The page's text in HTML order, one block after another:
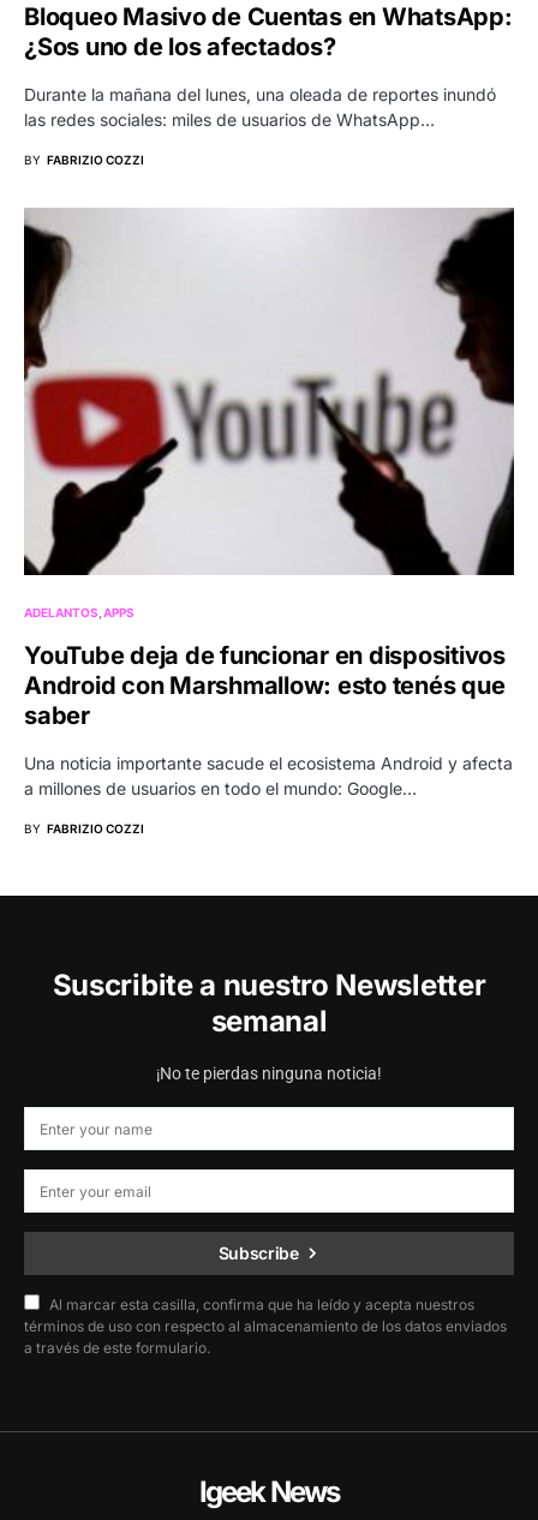
Bloqueo Masivo de Cuentas en WhatsApp:
¿Sos uno de los afectados?
Durante la mañana del lunes, una oleada de reportes inundó
las redes sociales: miles de usuarios de WhatsApp…
BY FABRIZIO COZZI
ADELANTOS APPS
YouTube deja de funcionar en dispositivos
Android con Marshmallow: esto tenés que
saber
Una noticia importante sacude el ecosistema Android y afecta
a millones de usuarios en todo el mundo: Google…
BY FABRIZIO COZZI
Suscribite a nuestro Newsletter
semanal
¡No te pierdas ninguna noticia!
Subscribe
Al marcar esta casilla, confirma que ha leído y acepta nuestros
términos de uso con respecto al almacenamiento de los datos enviados
a través de este formulario.
Igeek News